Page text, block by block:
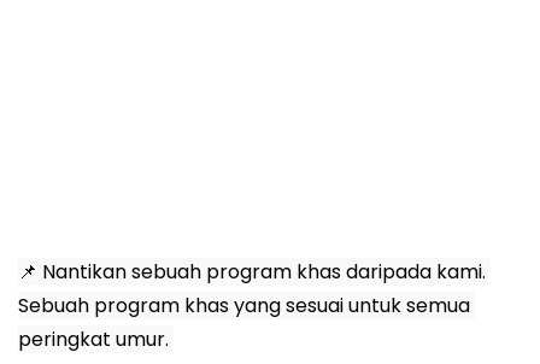
📌 Nantikan sebuah program khas daripada kami.
Sebuah program khas yang sesuai untuk semua
peringkat umur.